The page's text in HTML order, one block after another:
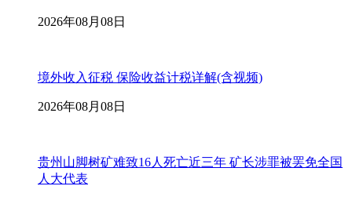
2026年08月08日
境外收入征税 保险收益计税详解(含视频)
2026年08月08日
贵州山脚树矿难致16人死亡近三年 矿长涉罪被罢免全国
人大代表